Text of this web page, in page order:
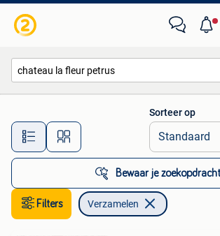
Alle afstanden…
Sorteer op
Bewaar je zoekopdracht
Filters Verzamelen